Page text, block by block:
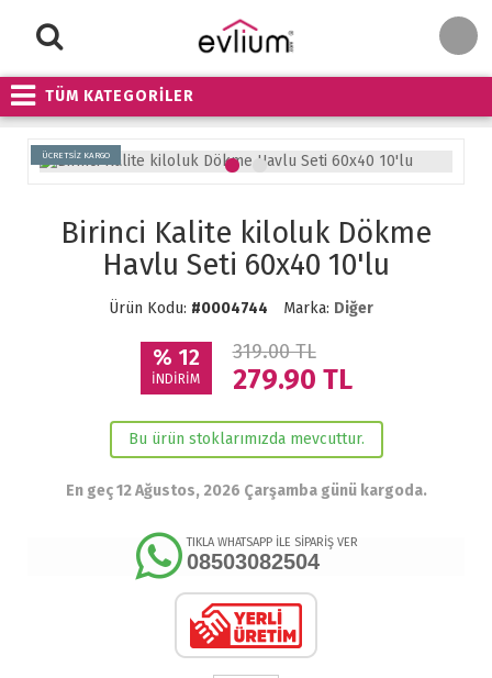
TÜM KATEGORİLER
ÜCRETSİZ KARGO
Birinci Kalite kiloluk Dökme
Havlu Seti 60x40 10'lu
Ürün Kodu: #0004744 Marka: Diğer
% 12
İNDİRİM
319.00 TL
279.90 TL
Bu ürün stoklarımızda mevcuttur.
En geç 12 Ağustos, 2026 Çarşamba günü kargoda.
TIKLA WHATSAPP İLE SİPARİŞ VER
08503082504